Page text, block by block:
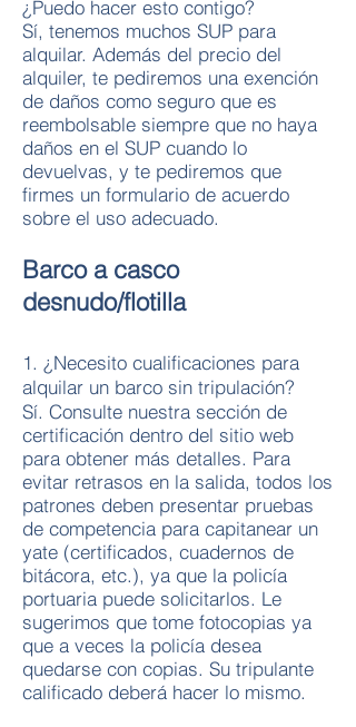
¿Puedo hacer esto contigo?
Sí, tenemos muchos SUP para
alquilar. Además del precio del
alquiler, te pediremos una exención
de daños como seguro que es
reembolsable siempre que no haya
daños en el SUP cuando lo
devuelvas, y te pediremos que
firmes un formulario de acuerdo
sobre el uso adecuado.
Barco a casco
desnudo/flotilla
​1. ¿Necesito cualificaciones para
alquilar un barco sin tripulación?
Sí. Consulte nuestra sección de
certificación dentro del sitio web
para obtener más detalles. Para
evitar retrasos en la salida, todos los
patrones deben presentar pruebas
de competencia para capitanear un
yate (certificados, cuadernos de
bitácora, etc.), ya que la policía
portuaria puede solicitarlos. Le
sugerimos que tome fotocopias ya
que a veces la policía desea
quedarse con copias. Su tripulante
calificado deberá hacer lo mismo.